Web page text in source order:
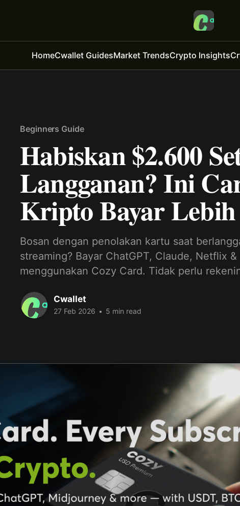
HomeCwallet GuidesMarket TrendsCrypto Insights
Beginners Guide
Habiskan $2.600
Langganan? Ini
Kripto Bayar Lebih
Bosan dengan penolakan kartu saat
streaming? Bayar ChatGPT, Claude, Netflix
menggunakan Cozy Card. Tidak perlu
Cwallet
27 Feb 2026 • 5 min read